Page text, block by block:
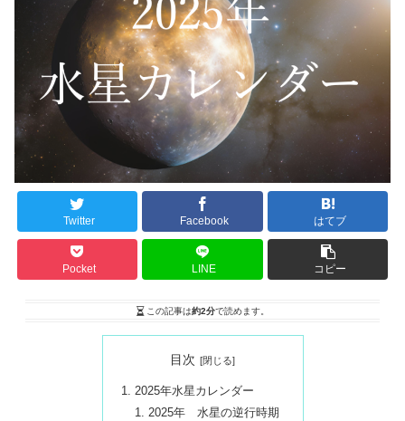
Twitter Facebook はてブ
Pocket LINE コピー
この記事は約2分で読めます。
目次
2025年水星カレンダー
2025年 水星の逆行時期